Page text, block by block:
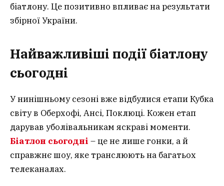
біатлону. Це позитивно впливає на результати
збірної України.
Найважливіші події біатлону
сьогодні
У нинішньому сезоні вже відбулися етапи Кубка
світу в Оберхофі, Ансі, Поклюці. Кожен етап
дарував уболівальникам яскраві моменти.
Біатлон сьогодні – це не лише гонки, а й
справжнє шоу, яке транслюють на багатьох
телеканалах.